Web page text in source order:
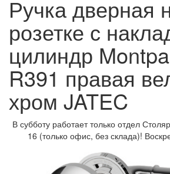
Ручка дверная
розетке с
цилиндр
R391 правая
хром JATEC
В субботу работает только отдел
16 (только офис, без склада)!